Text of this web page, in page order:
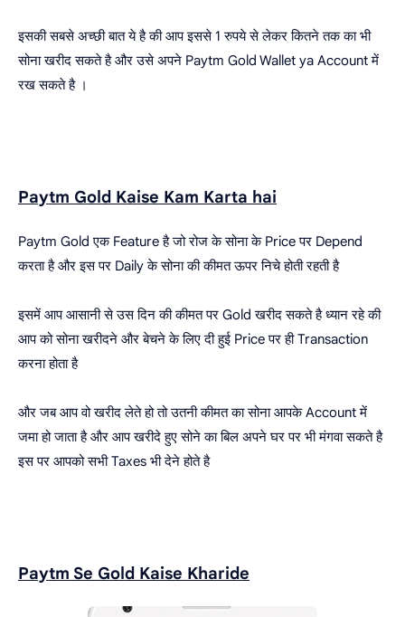
इसकी सबसे अच्छी बात ये है की आप इससे 1 रुपये से लेकर कितने तक का भी
सोना खरीद सकते है और उसे अपने Paytm Gold Wallet ya Account में
रख सकते है ।
Paytm Gold Kaise Kam Karta hai
Paytm Gold एक Feature है जो रोज के सोना के Price पर Depend
करता है और इस पर Daily के सोना की कीमत ऊपर निचे होती रहती है
इसमें आप आसानी से उस दिन की कीमत पर Gold खरीद सकते है ध्यान रहे की
आप को सोना खरीदने और बेचने के लिए दी हुई Price पर ही Transaction
करना होता है
और जब आप वो खरीद लेते हो तो उतनी कीमत का सोना आपके Account में
जमा हो जाता है और आप खरीदे हुए सोने का बिल अपने घर पर भी मंगवा सकते है
इस पर आपको सभी Taxes भी देने होते है
Paytm Se Gold Kaise Kharide